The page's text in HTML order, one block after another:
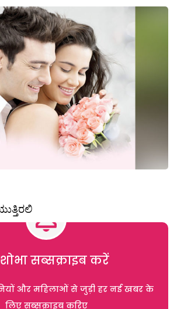
सब्सक्राइब करें
और महिलाओं से जुड़ी हर नई खबर के
लिए सब्सक्राइब करिए